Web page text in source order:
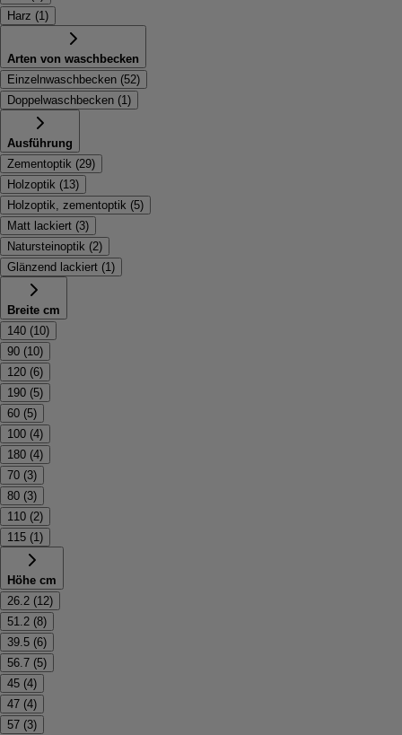
Harz (1 )
Arten von waschbecken
Einzelnwaschbecken (52)
Doppelwaschbecken (1 )
Ausführung
Zementoptik (29)
Holzoptik (13)
Holzoptik, zementoptik (5)
Matt lackiert (3)
Natursteinoptik (2)
Glänzend lackiert (1 )
Breite cm
140 (10)
90 (10)
120 (6)
190 (5)
60 (5)
100 (4)
180 (4)
70 (3)
80 (3)
110 (2)
115 (1 )
Höhe cm
26.2 (12)
51.2 (8)
39.5 (6)
56.7 (5)
45 (4)
47 (4)
57 (3)